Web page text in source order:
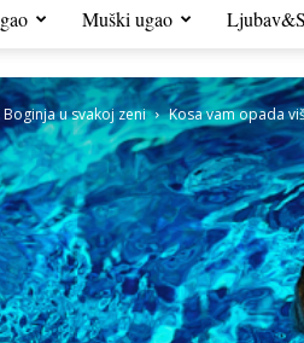
Muški ugao
Boginja u svakoj zeni Kosa vam opada